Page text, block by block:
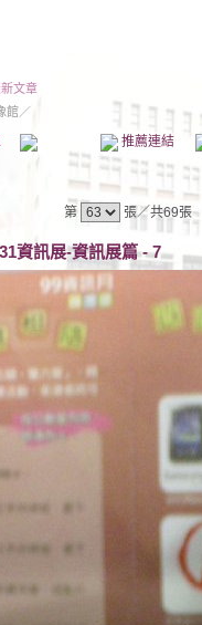
文章
館／
影像館 推薦連結
第
張／共69張
資訊展-資訊展篇 - 7